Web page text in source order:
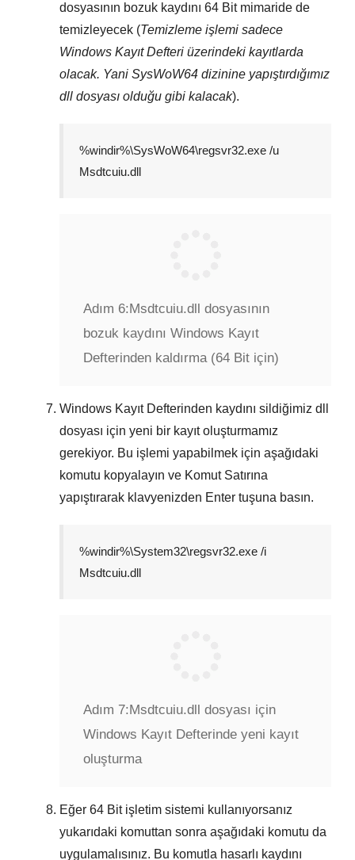
dosyasının bozuk kaydını 64 Bitmimaride de
temizleyecek (Temizleme işlemi sadece
Windows Kayıt Defteri üzerindeki kayıtlarda
olacak. Yani SysWoW64 dizinine yapıştırdığımız
dll dosyası olduğu gibi kalacak).
%windir%\SysWoW64\regsvr32.exe /u
Msdtcuiu.dll
Adım 6:Msdtcuiu.dll dosyasının
bozuk kaydını Windows Kayıt
Defterinden kaldırma (64 Bit için)
Windows Kayıt Defterinden kaydını sildiğimiz dll
dosyası için yeni bir kayıt oluşturmamız
gerekiyor. Bu işlemi yapabilmek için aşağıdaki
komutu kopyalayın ve Komut Satırına
yapıştırarak klavyenizden Enter tuşuna basın.
%windir%\System32\regsvr32.exe /i
Msdtcuiu.dll
Adım 7:Msdtcuiu.dll dosyası için
Windows Kayıt Defterinde yeni kayıt
oluşturma
Eğer 64 Bitişletim sistemi kullanıyorsanız
yukarıdaki komuttan sonra aşağıdaki komutu da
uygulamalısınız. Bu komutla hasarlı kaydını